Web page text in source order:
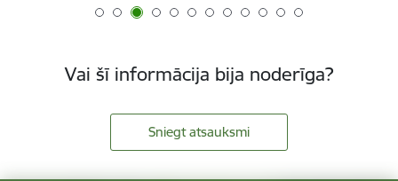
Vai šī informācija bija noderīga?
Sniegt atsauksmi